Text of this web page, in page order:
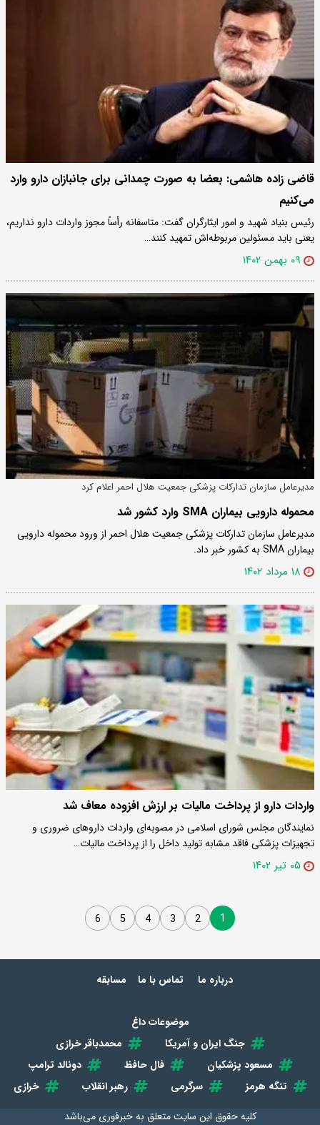
قاضی زاده هاشمی: بعضا به صورت چمدانی برای جانبازان دارو وارد
می‌کنیم
رئیس بنیاد شهید و امور ایثارگران گفت: متاسفانه رأساً مجوز واردات دارو نداریم،
یعنی باید مسئولین مربوطه‌اش تمهید کنند…
۰۹ بهمن ۱۴۰۲
مدیرعامل سازمان تدارکات پزشکی جمعیت هلال احمر اعلام کرد
محموله دارویی بیماران SMA وارد کشور شد
مدیرعامل سازمان تدارکات پزشکی جمعیت هلال احمر از ورود محموله دارویی
بیماران SMA به کشور خبر داد.
۱۸ مرداد ۱۴۰۲
واردات دارو از پرداخت مالیات بر ارزش افزوده معاف شد
نمایندگان مجلس شورای اسلامی در مصوبه‌ای واردات داروهای ضروری و
تجهیزات پزشکی فاقد مشابه تولید داخل را از پرداخت مالیات…
۰۵ تیر ۱۴۰۲
1
2
3
4
5
6
درباره ما تماس با ما مسابقه
موضوعات داغ
جنگ ایران و آمریکا
محمدباقر خرازی
مسعود پزشکیان
فال حافظ
دونالد ترامپ
تنگه هرمز
سرگرمی رهبر انقلاب
خرازی
کلیه حقوق این سایت متعلق بهخبرفوری می‌باشد